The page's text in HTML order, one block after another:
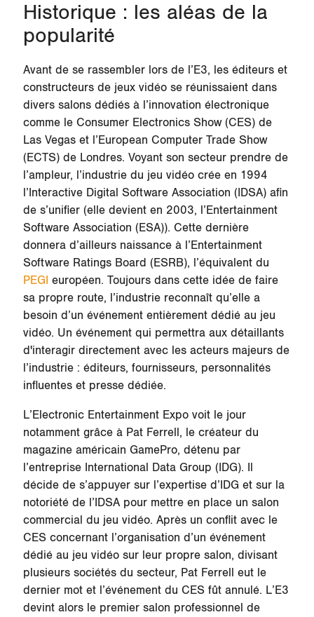
Historique : les aléas de la
popularité
Avant de se rassembler lors de l’E3, les éditeurs et
constructeurs de jeux vidéo se réunissaient dans
divers salons dédiés à l’innovation électronique
comme le Consumer Electronics Show (CES) de
Las Vegas et l’European Computer Trade Show
(ECTS) de Londres. Voyant son secteur prendre de
l’ampleur, l’industrie du jeu vidéo crée en 1994
l’Interactive Digital Software Association (IDSA) afin
de s’unifier (elle devient en 2003, l’Entertainment
Software Association (ESA)). Cette dernière
donnera d’ailleurs naissance à l’Entertainment
Software Ratings Board (ESRB), l’équivalent du
PEGI européen. Toujours dans cette idée de faire
sa propre route, l’industrie reconnaît qu’elle a
besoin d’un événement entièrement dédié au jeu
vidéo. Un événement qui permettra aux détaillants
d'interagir directement avec les acteurs majeurs de
l’industrie : éditeurs, fournisseurs, personnalités
influentes et presse dédiée.
L’Electronic Entertainment Expo voit le jour
notamment grâce à Pat Ferrell, le créateur du
magazine américain GamePro, détenu par
l’entreprise International Data Group (IDG). Il
décide de s’appuyer sur l’expertise d’IDG et sur la
notoriété de l’IDSA pour mettre en place un salon
commercial du jeu vidéo. Après un conflit avec le
CES concernant l’organisation d’un événement
dédié au jeu vidéo sur leur propre salon, divisant
plusieurs sociétés du secteur, Pat Ferrell eut le
dernier mot et l’événement du CES fût annulé. L’E3
devint alors le premier salon professionnel de